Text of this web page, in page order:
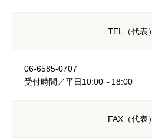
TEL（代表）
06-6585-0707
受付時間／平日10:00～18:00
FAX（代表）